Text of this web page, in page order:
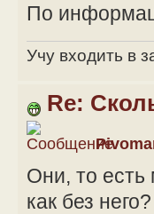
По
Учу входить в
Re:
Они, то есть
как без него?